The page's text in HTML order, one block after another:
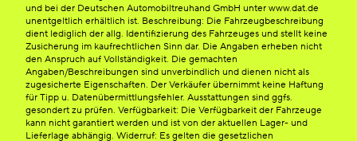
und bei der Deutschen Automobiltreuhand GmbH unter www.dat.de
unentgeltlich erhältlich ist. Beschreibung: Die Fahrzeugbeschreibung
dient lediglich der allg. Identifizierung des Fahrzeuges und stellt keine
Zusicherung im kaufrechtlichen Sinn dar. Die Angaben erheben nicht
den Anspruch auf Vollständigkeit. Die gemachten
Angaben/Beschreibungen sind unverbindlich und dienen nicht als
zugesicherte Eigenschaften. Der Verkäufer übernimmt keine Haftung
für Tipp u. Datenübermittlungsfehler. Ausstattungen sind ggfs.
gesondert zu prüfen. Verfügbarkeit: Die Verfügbarkeit der Fahrzeuge
kann nicht garantiert werden und ist von der aktuellen Lager- und
Lieferlage abhängig. Widerruf: Es gelten die gesetzlichen